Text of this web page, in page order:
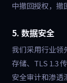
中撤回授权，撤
5. 数据安全
我们采用行业领
存储、TLS 1.3
安全审计和渗透